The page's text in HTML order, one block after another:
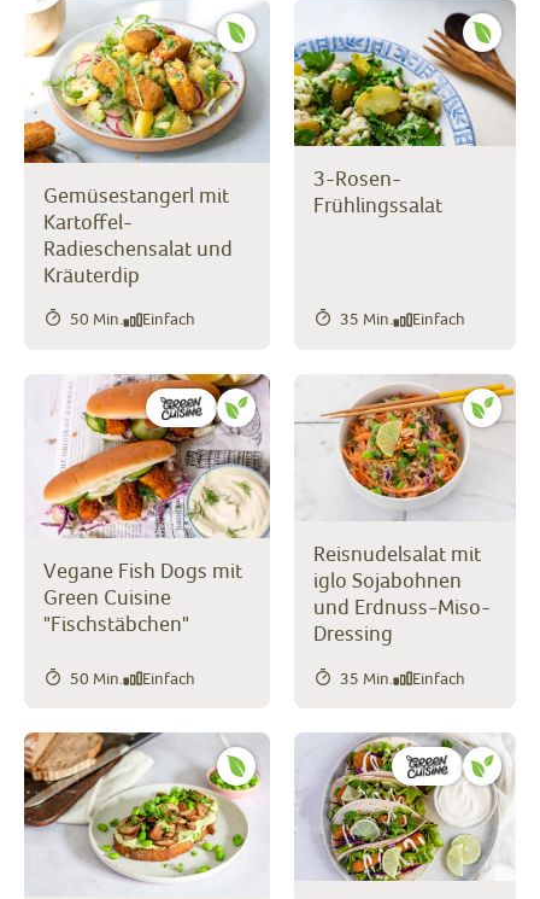
Gemüsestangerl mit
Kartoffel-
Radieschensalat und
Kräuterdip
50 Min. Einfach
3-Rosen-
Frühlingssalat
35 Min. Einfach
Vegane Fish Dogs mit
Green Cuisine
"Fischstäbchen"
50 Min. Einfach
Reisnudelsalat mit
iglo Sojabohnen
und Erdnuss-Miso-
Dressing
35 Min. Einfach